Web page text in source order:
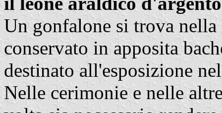
Un gonfalone si trova
conservato in apposita
destinato all'esposizione
Nelle cerimonie e nelle